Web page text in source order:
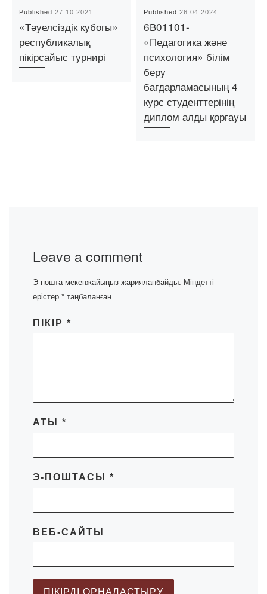
Published27.10.2021
«Тәуелсіздік кубогы»
республикалық
пікірсайыс турнирі
Published26.04.2024
6В01101-
«Педагогика және
психология» білім
беру
бағдарламасының 4
курс студенттерінің
диплом алды қорғауы
Leave a comment
Э-пошта мекенжайыңыз жарияланбайды. Міндетті
өрістер * таңбаланған
ПІКІР *
АТЫ *
Э-ПОШТАСЫ *
ВЕБ-САЙТЫ